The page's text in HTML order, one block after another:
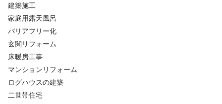
建築施工
家庭用露天風呂
バリアフリー化
玄関リフォーム
床暖房工事
マンションリフォーム
ログハウスの建築
二世帯住宅